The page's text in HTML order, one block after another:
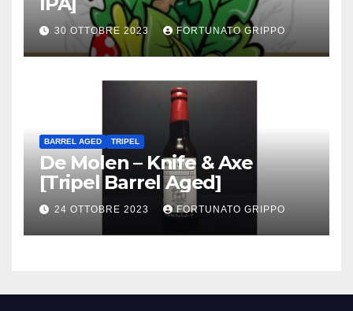
30 OTTOBRE 2023 FORTUNATO GRIPPO
BARREL AGED TRIPEL
De Molen – Knife & Axe
[Tripel Barrel Aged]
24 OTTOBRE 2023 FORTUNATO GRIPPO